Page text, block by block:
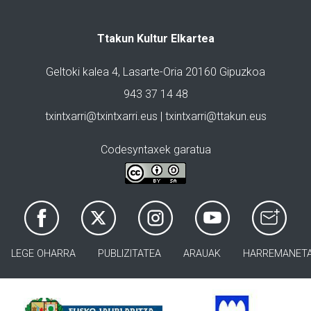
Ttakun Kultur Elkartea
Geltoki kalea 4, Lasarte-Oria 20160 Gipuzkoa
943 37 14 48
txintxarri@txintxarri.eus | txintxarri@ttakun.eus
Codesyntaxek garatua
LEGE OHARRA PUBLIZITATEA ARAUAK